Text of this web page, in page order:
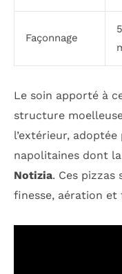
Façonnage
Le soin apporté à
structure
l’extérieur,
napolitaines dont la
Notizia. Ces
finesse, aération et